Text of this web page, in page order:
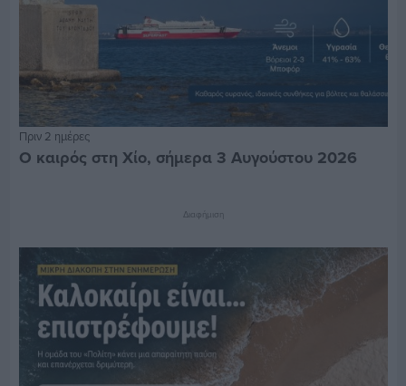
Πριν 2 ημέρες
Ο καιρός στη Χίο, σήμερα 3 Αυγούστου 2026
Διαφήμιση